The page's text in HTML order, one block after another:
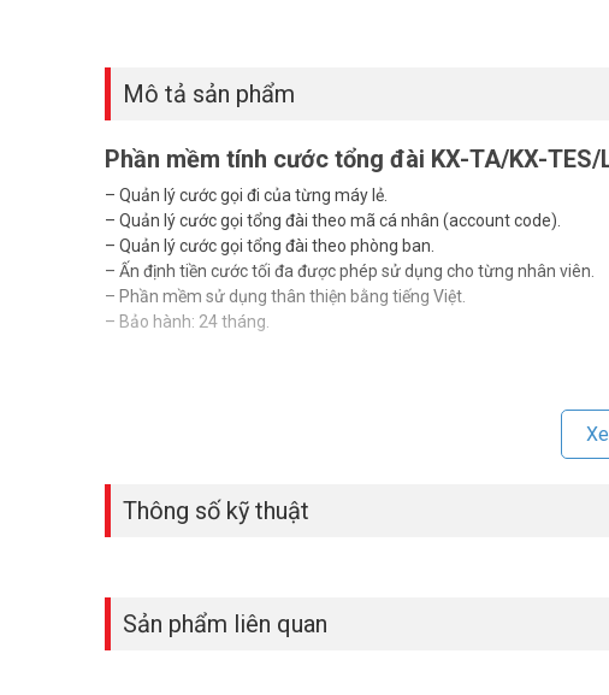
Mô tả sản phẩm
Phần mềm tính cước tổng đài KX-TA/KX-TES/
– Quản lý cước gọi đi của từng máy lẻ.
– Quản lý cước gọi tổng đài theo mã cá nhân (account code).
– Quản lý cước gọi tổng đài theo phòng ban.
– Ấn định tiền cước tối đa được phép sử dụng cho từng nhân viên.
– Phần mềm sử dụng thân thiện bằng tiếng Việt.
– Bảo hành: 24 tháng.
Thông số kỹ thuật
Sản phẩm liên quan